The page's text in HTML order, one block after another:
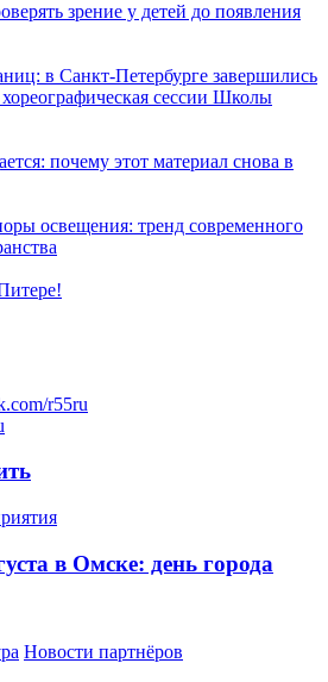
зрение у детей до появления
в Санкт-Петербурге завершились
сессии Школы
почему этот материал снова в
освещения: тренд современного
r55ru
в Омске: день города
Новости партнёров